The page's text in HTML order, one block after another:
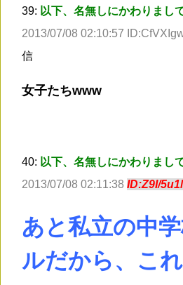
39: 以下、名無しにかわりまし
2013/07/08 02:10:57
信
女子たちwww
40: 以下、名無しにかわりまし
2013/07/08 02:11:38 ID:Z9I/
あと私立の中
ルだから、これ